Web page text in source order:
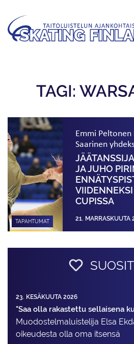
TAGI:
TAPAHTUMAT
Emmi Peltonen
Saarinen
JA JUHO
CUPISSA
21. MARRASKUUTA
23. KESÄKUUTA 2026
"Saa olla rakastettu sellaisena
Muodostelma­luistelija Elsa
oikeudesta olla oma itsensä